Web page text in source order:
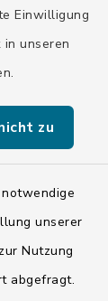
Einwilligung
unseren
zu
unserer
Nutzung
abgefragt.